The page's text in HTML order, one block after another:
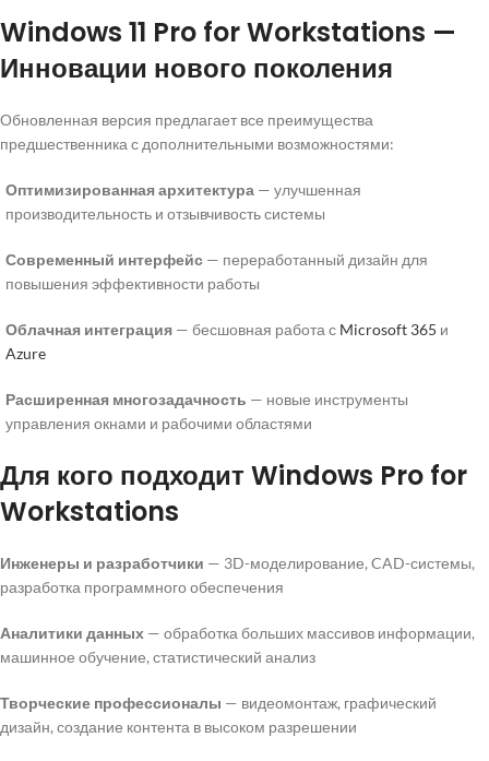
Windows 11 Pro for Workstations —
Инновации нового поколения
Обновленная версия предлагает все преимущества
предшественника с дополнительными возможностями:
Оптимизированная архитектура — улучшенная
производительность и отзывчивость системы
Современный интерфейс — переработанный дизайн для
повышения эффективности работы
Облачная интеграция — бесшовная работа с Microsoft 365 и
Azure
Расширенная многозадачность — новые инструменты
управления окнами и рабочими областями
Для кого подходит Windows Pro for
Workstations
Инженеры и разработчики — 3D-моделирование, CAD-системы,
разработка программного обеспечения
Аналитики данных — обработка больших массивов информации,
машинное обучение, статистический анализ
Творческие профессионалы — видеомонтаж, графический
дизайн, создание контента в высоком разрешении